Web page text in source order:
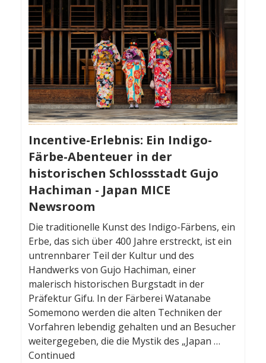
Incentive-Erlebnis: Ein Indigo-
Färbe-Abenteuer in der
historischen Schlossstadt Gujo
Hachiman - Japan MICE
Newsroom
Die traditionelle Kunst des Indigo-Färbens, ein
Erbe, das sich über 400 Jahre erstreckt, ist ein
untrennbarer Teil der Kultur und des
Handwerks von Gujo Hachiman, einer
malerisch historischen Burgstadt in der
Präfektur Gifu. In der Färberei Watanabe
Somemono werden die alten Techniken der
Vorfahren lebendig gehalten und an Besucher
weitergegeben, die die Mystik des „Japan …
Continued